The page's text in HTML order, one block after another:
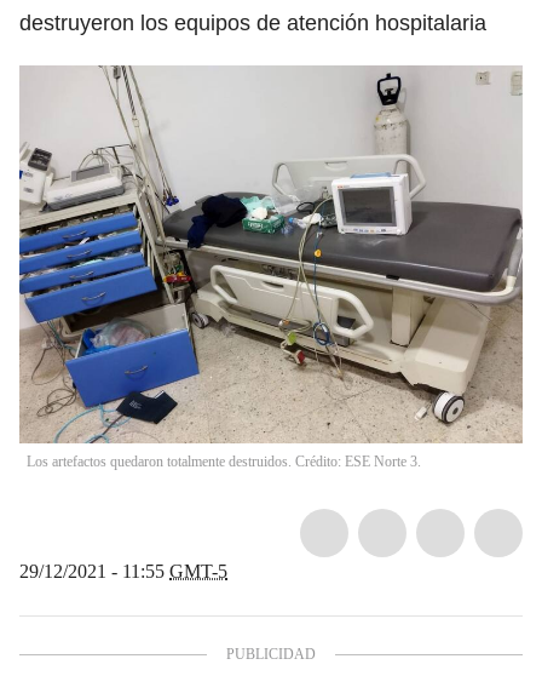
destruyeron los equipos de atención hospitalaria
Los artefactos quedaron totalmente destruidos. Crédito: ESE Norte 3.
29/12/2021 - 11:55 GMT-5